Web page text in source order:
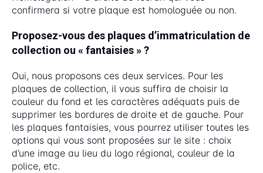
confirmera si votre plaque est homologuée ou non.
Proposez-vous des plaques d’immatriculation de
collection ou « fantaisies » ?
Oui, nous proposons ces deux services. Pour les
plaques de collection, il vous suffira de choisir la
couleur du fond et les caractères adéquats puis de
supprimer les bordures de droite et de gauche. Pour
les plaques fantaisies, vous pourrez utiliser toutes les
options qui vous sont proposées sur le site : choix
d’une image au lieu du logo régional, couleur de la
police, etc.